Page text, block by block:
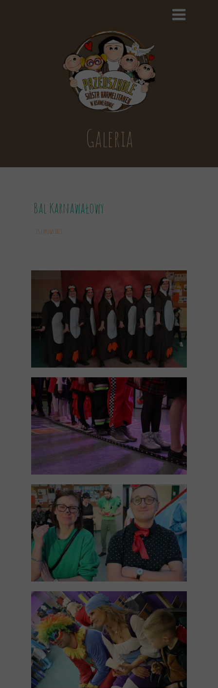
Galeria
Bal Karnawałowy
13 lutego 2023